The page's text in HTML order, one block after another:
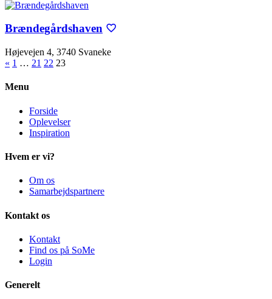
Brændegårdshaven
Højevejen 4, 3740 Svaneke
« 1 … 21 22 23
Menu
Forside
Oplevelser
Inspiration
Hvem er vi?
Om os
Samarbejdspartnere
Kontakt os
Kontakt
Find os på SoMe
Login
Generelt